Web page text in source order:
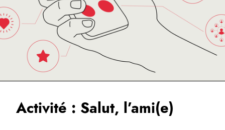
Activité : Salut, l’ami(e)